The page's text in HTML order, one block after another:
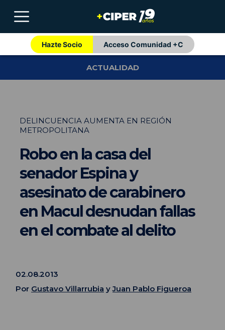
Hazte Socio Acceso Comunidad +C
ACTUALIDAD
DELINCUENCIA AUMENTA EN REGIÓN
METROPOLITANA
Robo en la casa del
senador Espina y
asesinato de carabinero
en Macul desnudan fallas
en el combate al delito
02.08.2013
Por Gustavo Villarrubia yJuan Pablo Figueroa